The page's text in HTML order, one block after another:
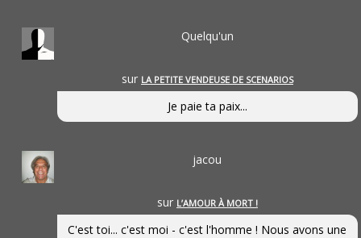
Quelqu'un
sur LA PETITE VENDEUSE DE SCENARIOS
Je paie ta paix...
jacou
sur L’AMOUR À MORT !
C'est toi... c'est moi - c'est l'homme ! Nous avons une